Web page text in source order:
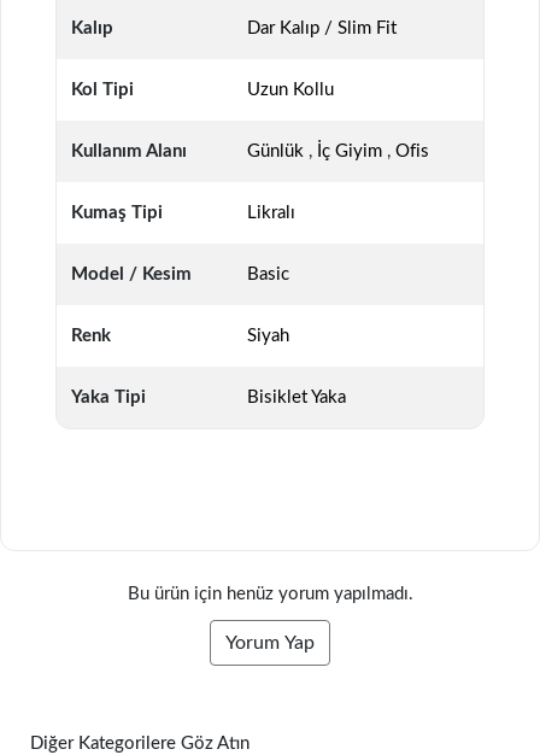
Kalıp Dar Kalıp / Slim Fit
Kol Tipi Uzun Kollu
Kullanım Alanı Günlük , İç Giyim , Ofis
Kumaş Tipi Likralı
Model / Kesim Basic
Renk Siyah
Yaka Tipi Bisiklet Yaka
Bu ürün için henüz yorum yapılmadı.
Yorum Yap
Diğer Kategorilere Göz Atın